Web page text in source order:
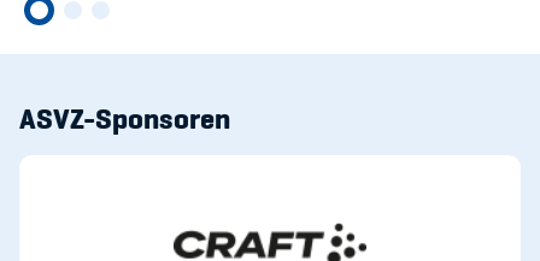
ASVZ-Sponsoren